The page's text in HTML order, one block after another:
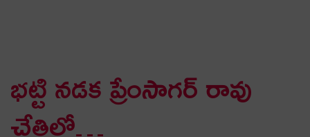
భ‌ట్టి న‌డ‌క ప్రేంసాగ‌ర్ రావు
చేతిలో…